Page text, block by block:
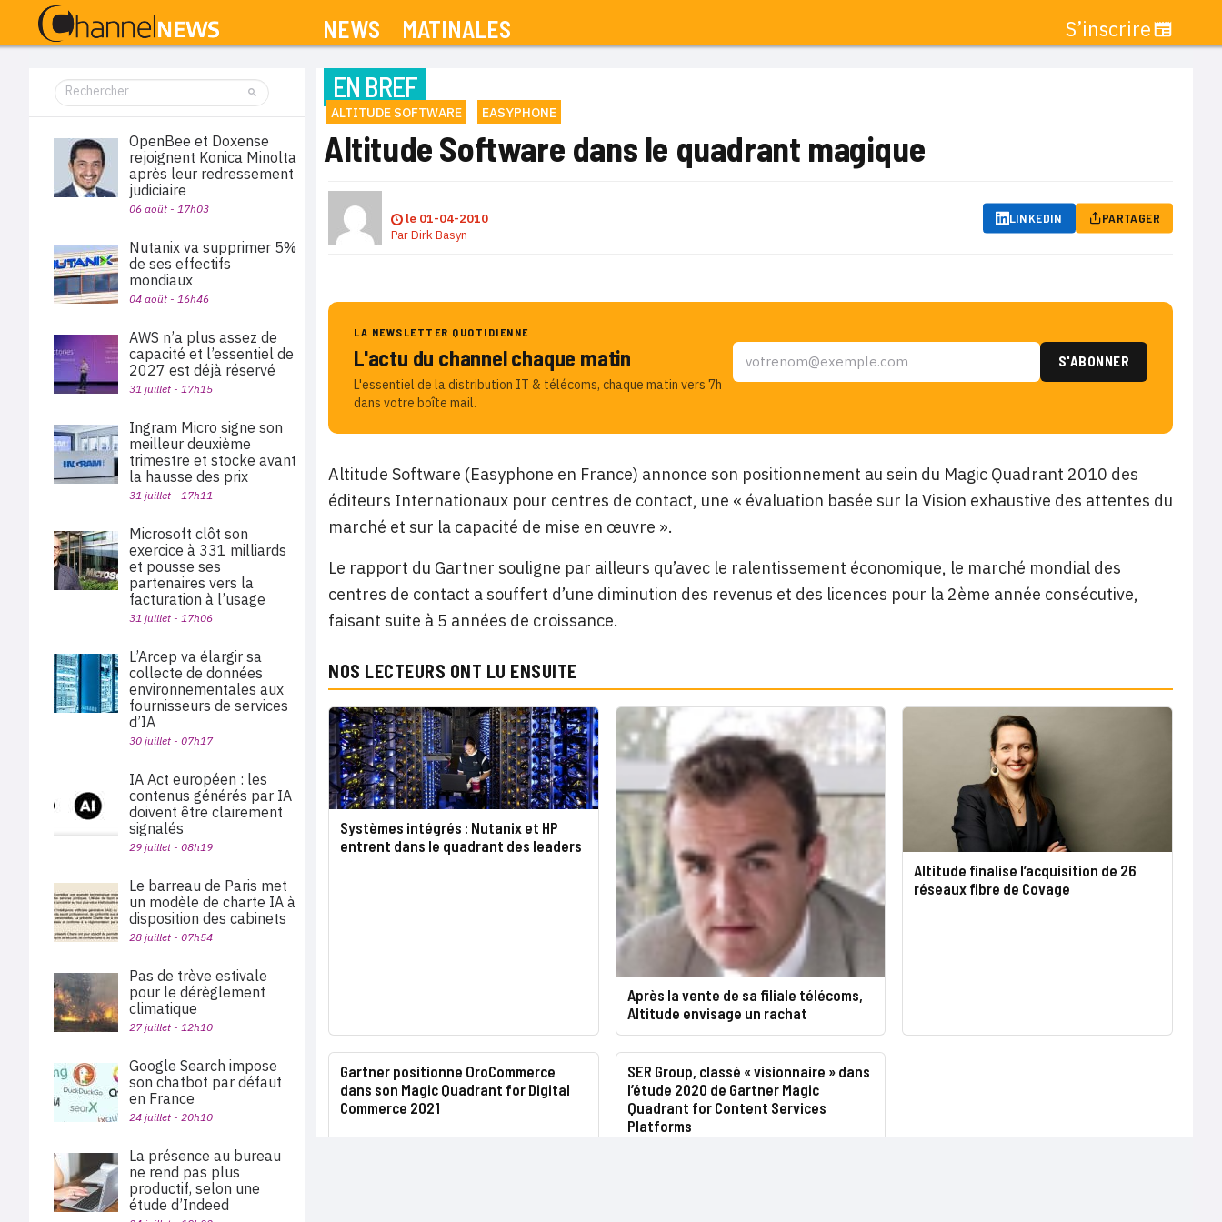
NEWS MATINALES S’inscrire
EN BREF
ALTITUDE SOFTWARE EASYPHONE
Altitude Software dans le quadrant magique
le 01-04-2010
ParDirk Basyn
LINKEDIN PARTAGER
LA NEWSLETTER QUOTIDIENNE
L'actu du channel chaque matin
L'essentiel de la distribution IT & télécoms, chaque matin vers 7h
dans votre boîte mail.
Altitude Software (Easyphone en France) annonce son positionnement au sein du Magic Quadrant 2010 des
éditeurs Internationaux pour centres de contact, une « évaluation basée sur la Vision exhaustive des attentes du
marché et sur la capacité de mise en œuvre ».
Le rapport du Gartner souligne par ailleurs qu’avec le ralentissement économique, le marché mondial des
centres de contact a souffert d’une diminution des revenus et des licences pour la 2ème année consécutive,
faisant suite à 5 années de croissance.
NOS LECTEURS ONT LU ENSUITE
Systèmes intégrés : Nutanix et HP
entrent dans le quadrant des leaders
Après la vente de sa filiale télécoms,
Altitude envisage un rachat
Altitude finalise l’acquisition de 26
réseaux fibre de Covage
Gartner positionne OroCommerce
dans son Magic Quadrant for Digital
Commerce 2021
SER Group, classé « visionnaire » dans
l’étude 2020 de Gartner Magic
Quadrant for Content Services
Platforms
OpenBee et Doxense
rejoignent Konica Minolta
après leur redressement
judiciaire
06 août - 17h03
Nutanix va supprimer 5%
de ses effectifs
mondiaux
04 août - 16h46
AWS n’a plus assez de
capacité et l’essentiel de
2027 est déjà réservé
31 juillet - 17h15
Ingram Micro signe son
meilleur deuxième
trimestre et stocke avant
la hausse des prix
31 juillet - 17h11
Microsoft clôt son
exercice à 331 milliards
et pousse ses
partenaires vers la
facturation à l’usage
31 juillet - 17h06
L’Arcep va élargir sa
collecte de données
environnementales aux
fournisseurs de services
d’IA
30 juillet - 07h17
IA Act européen : les
contenus générés par IA
doivent être clairement
signalés
29 juillet - 08h19
Le barreau de Paris met
un modèle de charte IA à
disposition des cabinets
28 juillet - 07h54
Pas de trève estivale
pour le dérèglement
climatique
27 juillet - 12h10
Google Search impose
son chatbot par défaut
en France
24 juillet - 20h10
La présence au bureau
ne rend pas plus
productif, selon une
étude d’Indeed